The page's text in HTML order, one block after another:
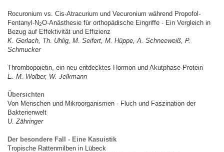
Rocuronium vs. Cis-Atracurium und Vecuronium während Propofol-
Fentanyl-N2O-Anästhesie für orthopädische Eingriffe - Ein Vergleich in
Bezug auf Effektivität und Effizienz
K. Gerlach, Th. Uhlig, M. Seifert, M. Hüppe, A. Schneeweiß, P.
Schmucker
Thrombopoietin, ein neu entdecktes Hormon und Akutphase-Protein
E.-M. Wolber, W. Jelkmann
Übersichten
Von Menschen und Mikroorganismen - Fluch und Faszination der
Bakterienwelt
U. Zähringer
Der besondere Fall - Eine Kasuistik
Tropische Rattenmilben in Lübeck